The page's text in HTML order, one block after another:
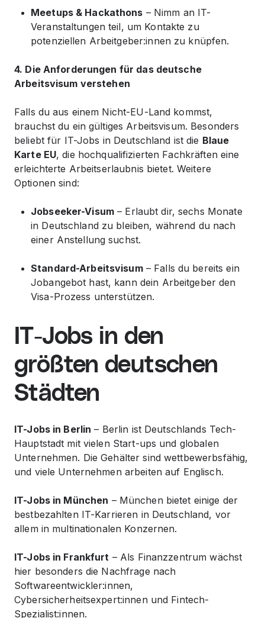
Meetups & Hackathons – Nimm an IT-
Veranstaltungen teil, um Kontakte zu
potenziellen Arbeitgeber:innen zu knüpfen.
4. Die Anforderungen für das deutsche
Arbeitsvisum verstehen
Falls du aus einem Nicht-EU-Land kommst,
brauchst du ein gültiges Arbeitsvisum. Besonders
beliebt für IT-Jobs in Deutschland ist die Blaue
Karte EU, die hochqualifizierten Fachkräften eine
erleichterte Arbeitserlaubnis bietet. Weitere
Optionen sind:
Jobseeker-Visum– Erlaubt dir, sechs Monate
in Deutschland zu bleiben, während du nach
einer Anstellung suchst.
Standard-Arbeitsvisum– Falls du bereits ein
Jobangebot hast, kann dein Arbeitgeber den
Visa-Prozess unterstützen.
IT-Jobs in den
größten deutschen
Städten
IT-Jobs in Berlin – Berlin ist Deutschlands Tech-
Hauptstadt mit vielen Start-ups und globalen
Unternehmen. Die Gehälter sind wettbewerbsfähig,
und viele Unternehmen arbeiten auf Englisch.
IT-Jobs in München – München bietet einige der
bestbezahlten IT-Karrieren in Deutschland, vor
allem in multinationalen Konzernen.
IT-Jobs in Frankfurt – Als Finanzzentrum wächst
hier besonders die Nachfrage nach
Softwareentwickler:innen,
Cybersicherheitsexpert:innen und Fintech-
Spezialist:innen.